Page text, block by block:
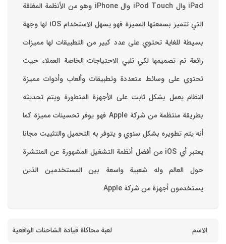
iPad وال iPod Touch وال iPhone وهو من الأنظمة المغلقة
التي تتميز بسمعتها المميزة فهو يسهل الاستخدام ‏iOS لها وجهة
بسيطة للغاية تحتوي على عدد كبير من التطبيقات لها مميزات
رائعة تم تصميمها لكي تلبي الاحتياجات الخاصة العملاء حيث
تحتوي على وسائط متعددة وتطبيقات وألعاب وأدوات مميزة
‏النظام يعمل بشكل ثابت على الأجهزة المتطورة ويتم تحديثه
بطريقة منتظمة من شركة Apple فهو يوفر تحسينات مميزة كما
أنه يتم تطويره بشكل سنوي و يتوفر به التحميل والتثبيت مجانا
‏يعتبر أي iOS من أفضل أنظمة التشغيل المشهورة عن المنتشرة
حول العالم وله شعبية واسعة بين المستخدمين الذين
يستخدمون أجهزة من شركة Apple
الاسم لعبة محاكاة قيادة الشاحنات الواقعية